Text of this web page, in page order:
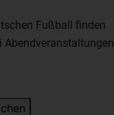
Fußball finden
Abendveranstaltungen